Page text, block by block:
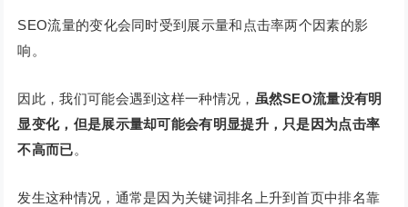
SEO流量的变化会同时受到展示量和点击率两个因素的影
响。
因此，我们可能会遇到这样一种情况， 虽然SEO流量没有明
显变化，但是展示量却可能会有明显提升，只是因为点击率
不高而已。
发生这种情况，通常是因为关键词排名上升到首页中排名靠